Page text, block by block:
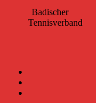
Badischer
Tennisverband